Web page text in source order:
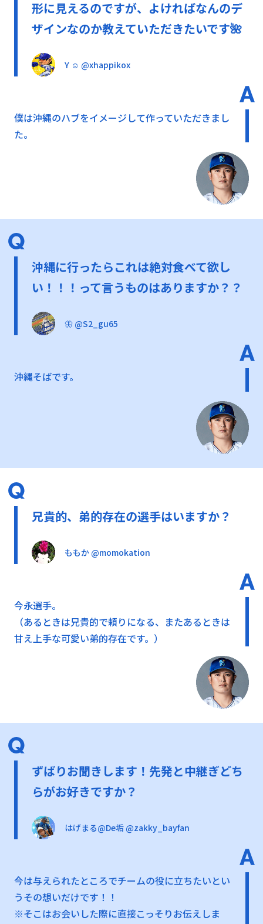
形に見えるのですが、よければなんのデ
ザインなのか教えていただきたいです🌺
Y ☺︎ @xhappikox
僕は沖縄のハブをイメージして作っていただきまし
た。
沖縄に行ったらこれは絶対食べて欲し
い！！！って言うものはありますか？？
🦋 @S2_gu65
沖縄そばです。
兄貴的、弟的存在の選手はいますか？
ももか @momokation
今永選手。
（あるときは兄貴的で頼りになる、またあるときは
甘え上手な可愛い弟的存在です。）
ずばりお聞きします！先発と中継ぎどち
らがお好きですか？
はげまる@De垢 @zakky_bayfan
今は与えられたところでチームの役に立ちたいとい
うその想いだけです！！
※そこはお会いした際に直接こっそりお伝えしま